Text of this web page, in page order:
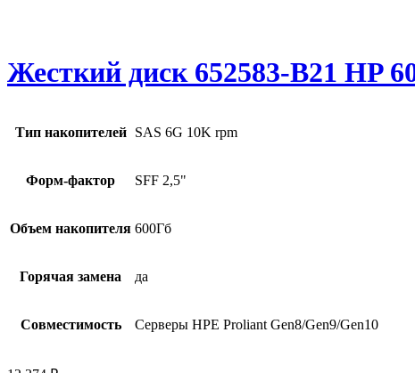
Жесткий диск 652583-B21 HP
Тип накопителей SAS 6G 10K rpm
Форм-фактор SFF 2,5"
Объем накопителя 600Гб
Горячая замена да
Совместимость Серверы HPE Proliant Gen8/Gen9/Gen10